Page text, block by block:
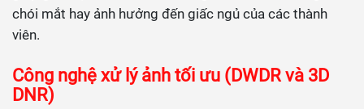
chói mắt hay ảnh hưởng đến giấc ngủ của các thành
viên.
Công nghệ xử lý ảnh tối ưu (DWDR và 3D
DNR)